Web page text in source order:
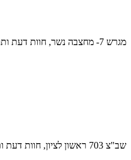
מגרש 7- מחצבה נשר, חוות דעת ותוכנית הידרולוגית לניהול מי נגר
שב"צ 703 ראשון לציון, חוות דעת ותוכנית הידרולוגית לניהול מי נגר